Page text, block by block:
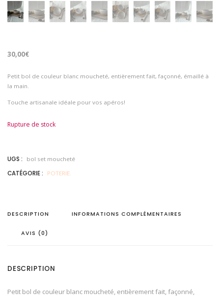
30,00€
Petit bol de couleur blanc moucheté, entièrement fait, façonné, émaillé à
la main.
Touche artisanale idéale pour vos apéros!
Rupture de stock
UGS : bol set moucheté
CATÉGORIE : POTERIE.
DESCRIPTION INFORMATIONS COMPLÉMENTAIRES
AVIS (0)
DESCRIPTION
Petit bol de couleur blanc moucheté, entièrement fait, façonné,